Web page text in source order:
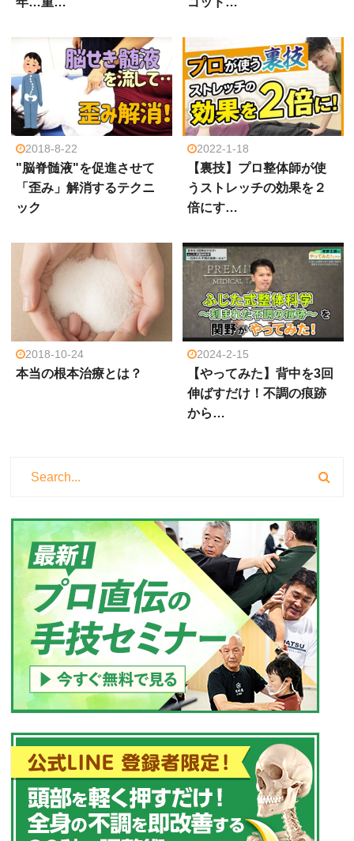
2018-8-22
"脳脊髄液"を促進させて
「歪み」解消するテクニ
ック
2022-1-18
【裏技】プロ整体師が使
うストレッチの効果を２
倍にす…
2018-10-24
本当の根本治療とは？
2024-2-15
【やってみた】背中を3回
伸ばすだけ！不調の痕跡
から…